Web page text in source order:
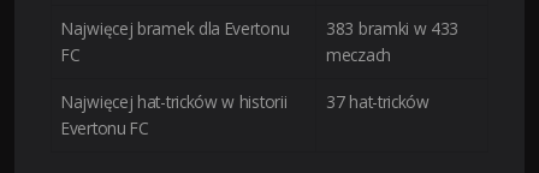
Najwięcej bramek dla Evertonu
FC
383 bramki w 433
meczach
Najwięcej hat-tricków w historii
Evertonu FC
37 hat-tricków